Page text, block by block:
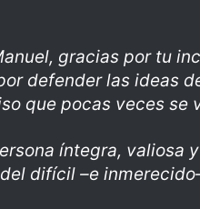
gracias por tu
defender las ideas
que pocas veces se
íntegra, valiosa
difícil –e